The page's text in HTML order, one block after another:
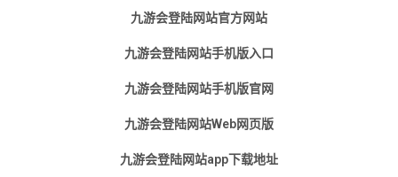
九游会登陆网站官方网站
九游会登陆网站手机版入口
九游会登陆网站手机版官网
九游会登陆网站Web网页版
九游会登陆网站app下载地址